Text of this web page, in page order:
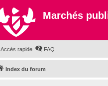
Marchés
Accès rapide FAQ
Index du forum